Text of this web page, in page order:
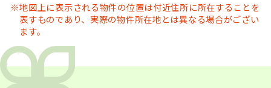
地図上に表示される物件の位置は付近住所に所在することを
表すものであり、実際の物件所在地とは異なる場合がござい
ます。